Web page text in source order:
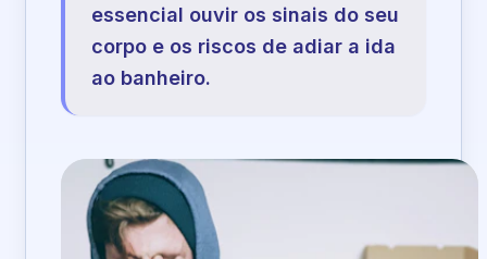
essencial ouvir os sinais do seu
corpo e os riscos de adiar a ida
ao banheiro.